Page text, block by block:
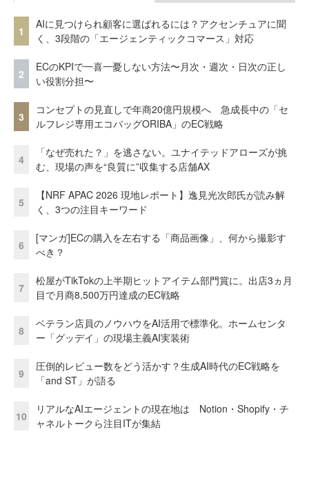
1
AIに見つけられ顧客に選ばれるには？アクセンチュアに聞
く、3段階の「エージェンティックコマース」対応
2
ECのKPIで一喜一憂しない方法〜月次・週次・日次の正し
い役割分担〜
3
コンセプトの見直しで年商20億円規模へ 急成長中の「セ
ルフレジ専用エコバッグORIBA」のEC戦略
4
「なぜ売れた？」を逃さない。ユナイテッドアローズが挑
む、現場の声を“良質に”収集する店舗AX
5
【NRF APAC 2026 現地レポート】逸見光次郎氏が読み解
く、3つの注目キーワード
6
[マンガ]ECの購入を左右する「商品画像」、何から撮影す
べき？
7
松屋がTikTokの上半期ヒットアイテム部門賞に。出店3ヵ月
目で月商8,500万円達成のEC戦略
8
ベテラン店員のノウハウをAI活用で標準化。ホームセンタ
ー「グッデイ」の現場主義AI実装術
9
圧倒的レビュー数をどう活かす？生成AI時代のEC戦略を
「and ST」が語る
10
リアルなAIエージェントの現在地は Notion・Shopify・チ
ャネルトークら注目ITが集結